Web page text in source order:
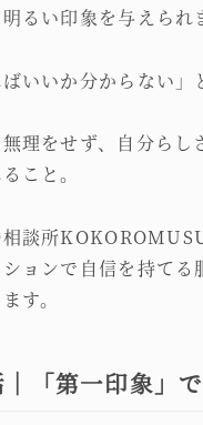
るい印象を与えられ
ばいいか分からない
理をせず、自分らし
こと。
談所
ョンで自信を持てる
す。
「第一印象」